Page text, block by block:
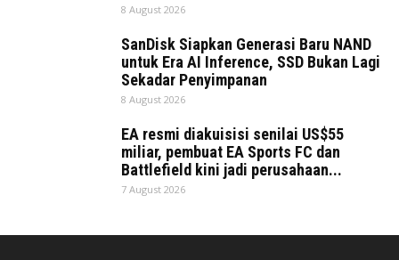
8 August 2026
SanDisk Siapkan Generasi Baru NAND
untuk Era AI Inference, SSD Bukan Lagi
Sekadar Penyimpanan
8 August 2026
EA resmi diakuisisi senilai US$55
miliar, pembuat EA Sports FC dan
Battlefield kini jadi perusahaan...
7 August 2026